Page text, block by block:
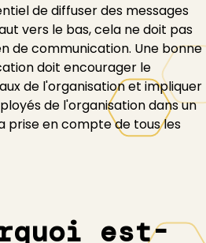
de diffuser des messages
vers le bas, cela ne doit pas
de communication. Une bonne
doit encourager le
de l'organisation et impliquer
de l'organisation dans un
prise en compte de tous les
est-